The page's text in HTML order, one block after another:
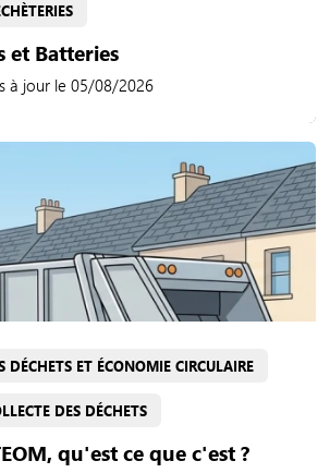
et Batteries
à jour le 05/08/2026
DÉCHETS ET ÉCONOMIE CIRCULAIRE
DES DÉCHETS
qu'est ce que c'est ?